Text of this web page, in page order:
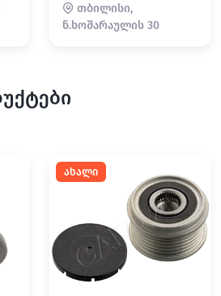
თბილისი,
ნ.ხოშარაულის 30
ახალი